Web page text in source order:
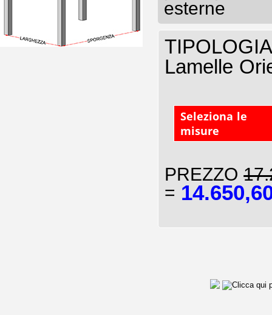
esterne
Lamelle
Seleziona le
misure
PREZZO
=